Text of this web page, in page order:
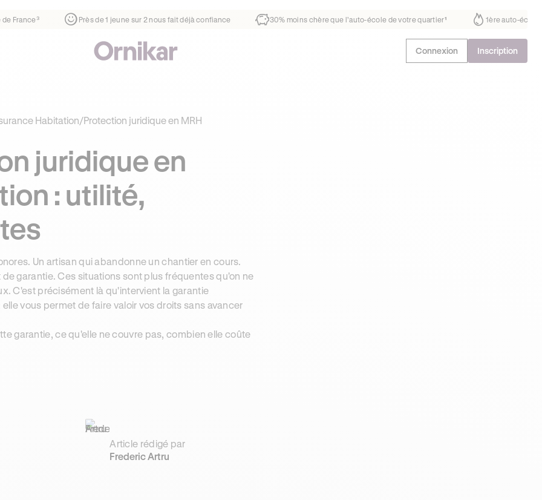
¹ 1ère auto-école de France³ Près de 1 jeune sur 2 nous fait déjà confiance 30% moins chère que l’auto-école de votre
Connexion Inscription
Habitation/Protection juridique en MRH
juridique en
: utilité,
Un artisan qui abandonne un chantier en cours.
garantie. Ces situations sont plus fréquentes qu'on ne
C'est précisément là qu'intervient la garantie
vous permet de faire valoir vos droits sans avancer
garantie, ce qu'elle ne couvre pas, combien elle coûte
Article rédigé par
Frederic Artru